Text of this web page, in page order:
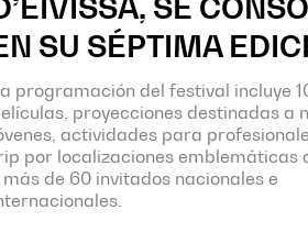
SE
SU SÉPTIMA
programación del festival incluye
proyecciones destinadas a
actividades para
por localizaciones emblemáticas
más de 60 invitados nacionales e